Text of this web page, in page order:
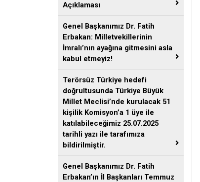
Açıklaması
Genel Başkanımız Dr. Fatih
Erbakan: Milletvekillerinin
İmralı’nın ayağına gitmesini asla
kabul etmeyiz!
Terörsüz Türkiye hedefi
doğrultusunda Türkiye Büyük
Millet Meclisi’nde kurulacak 51
kişilik Komisyon’a 1 üye ile
katılabileceğimiz 25.07.2025
tarihli yazı ile tarafımıza
bildirilmiştir.
Genel Başkanımız Dr. Fatih
Erbakan’ın İl Başkanları Temmuz